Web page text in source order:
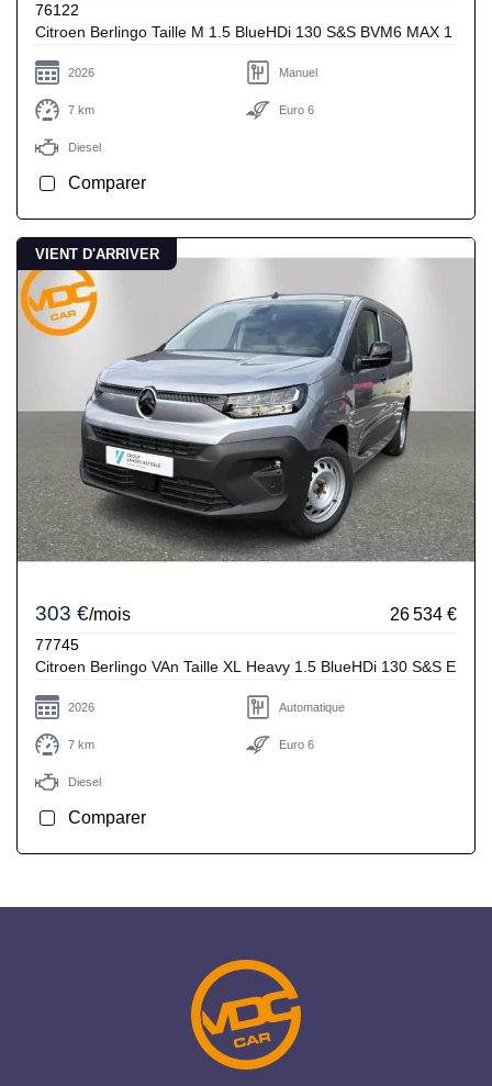
76122
Citroen Berlingo Taille M 1.5 BlueHDi 130 S&S BVM6 MAX 1
2026 Manuel
7 km Euro 6
Diesel
Comparer
VIENT D'ARRIVER
303 €/mois 26 534 €
77745
Citroen Berlingo VAn Taille XL Heavy 1.5 BlueHDi 130 S&S E
2026 Automatique
7 km Euro 6
Diesel
Comparer